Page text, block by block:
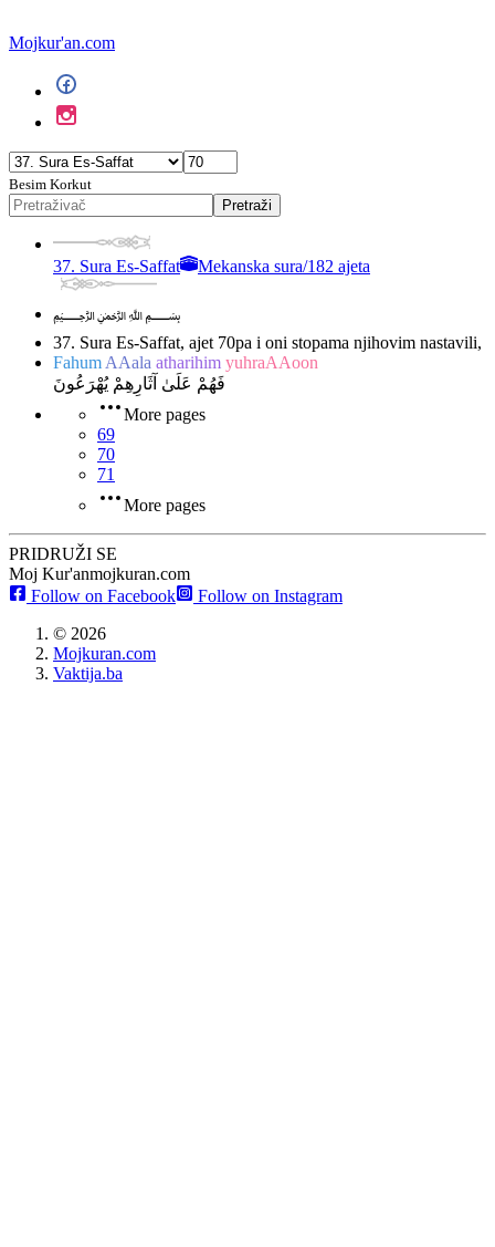
Mojkur'an.com
Besim Korkut
Pretraži
37. Sura Es-Saffat Mekanska sura/182 ajeta
﷽
37. Sura Es-Saffat, ajet 70pa i oni stopama njihovim nastavili,
Fahum AAala atharihim yuhraAAoon
فَهُمْ عَلَىٰ آثَارِهِمْ يُهْرَعُونَ
More pages
69
70
71
More pages
PRIDRUŽI SE
Moj Kur'anmojkuran.com
Follow on Facebook
Follow on Instagram
© 2026
Mojkuran.com
Vaktija.ba